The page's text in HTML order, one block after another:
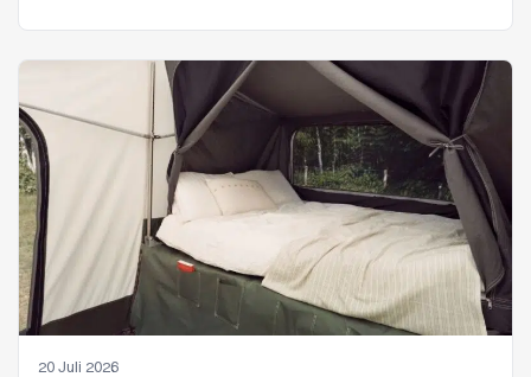
20 Juli 2026